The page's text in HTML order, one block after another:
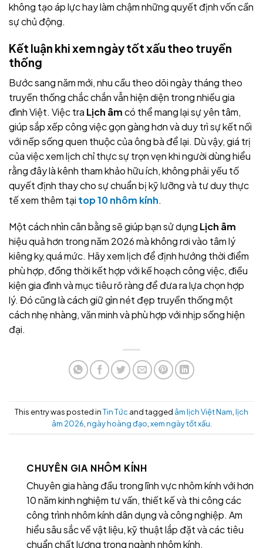
không tạo áp lực hay làm chậm những quyết định vốn cần
sự chủ động.
Kết luận khi xem ngày tốt xấu theo truyền
thống
Bước sang năm mới, nhu cầu theo dõi ngày tháng theo
truyền thống chắc chắn vẫn hiện diện trong nhiều gia
đình Việt. Việc tra Lịch âmcó thể mang lại sự yên tâm,
giúp sắp xếp công việc gọn gàng hơn và duy trì sự kết nối
với nếp sống quen thuộc của ông bà để lại. Dù vậy, giá trị
của việc xem lịch chỉ thực sự trọn vẹn khi người dùng hiểu
rằng đây là kênh tham khảo hữu ích, không phải yếu tố
quyết định thay cho sự chuẩn bị kỹ lưỡng và tư duy thực
tế xem thêm tại top 10 nhôm kính.
Một cách nhìn cân bằng sẽ giúp bạn sử dụng Lịch âm
hiệu quả hơn trong năm 2026 mà không rơi vào tâm lý
kiêng kỵ quá mức. Hãy xem lịch để định hướng thời điểm
phù hợp, đồng thời kết hợp với kế hoạch công việc, điều
kiện gia đình và mục tiêu rõ ràng để đưa ra lựa chọn hợp
lý. Đó cũng là cách giữ gìn nét đẹp truyền thống một
cách nhẹ nhàng, văn minh và phù hợp với nhịp sống hiện
đại.
This entry was posted inTin Tức and tagged âm lịch Việt Nam lịch
âm 2026 ngày hoàng đạo xem ngày tốt xấu
CHUYÊN GIA NHÔM KÍNH
Chuyên gia hàng đầu trong lĩnh vực nhôm kính với hơn
10 năm kinh nghiệm tư vấn, thiết kế và thi công các
công trình nhôm kính dân dụng và công nghiệp. Am
hiểu sâu sắc về vật liệu, kỹ thuật lắp đặt và các tiêu
chuẩn chất lượng trong ngành nhôm kính.